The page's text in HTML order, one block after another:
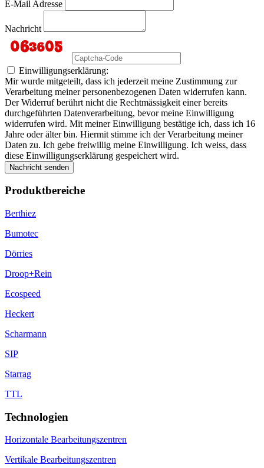
E-Mail Adresse
Nachricht
Einwilligungserklärung:
Mir wurde mitgeteilt, dass ich jederzeit meine Zustimmung zur
Verarbeitung meiner personenbezogenen Daten widerrufen kann.
Der Widerruf berührt nicht die Rechtmässigkeit einer bereits
durchgeführten Datenverarbeitung, bevor meine Einwilligung
widerrufen wird. Mit meiner Einwilligung bestätige ich, dass ich 16
Jahre oder älter bin. Hiermit stimme ich der Verarbeitung meiner
Daten zu. Ich gebe freiwillig meine Einwilligung. Ich weiss, dass
diese Einwilligungserklärung gespeichert wird.
Nachricht senden
Produktbereiche
Berthiez
Bumotec
Dörries
Droop+Rein
Ecospeed
Heckert
Scharmann
SIP
Starrag
TTL
Technologien
Horizontale Bearbeitungszentren
Vertikale Bearbeitungszentren